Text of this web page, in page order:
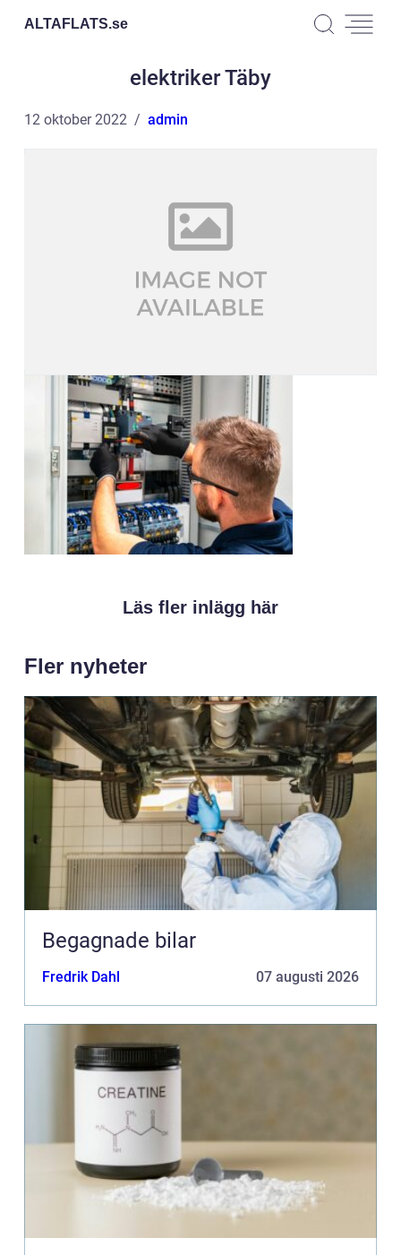
ALTAFLATS.se
elektriker Täby
12 oktober 2022 admin
Läs fler inlägg här
Fler nyheter
Begagnade bilar
Fredrik Dahl 07 augusti 2026